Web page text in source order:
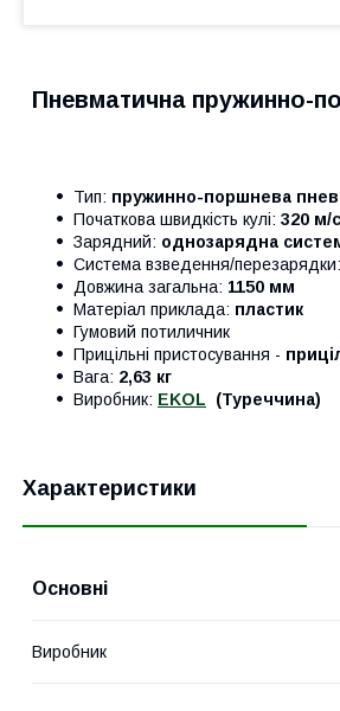
Пневматична пружинно-
Тип: пружинно-поршнева
Початкова швидкість кулі: 320 м/с
Зарядний: однозарядна
Система взведення/перезарядки:
Довжина загальна: 1150 мм
Матеріал приклада: пластик
Гумовий потиличник
Прицільні пристосування -
Вага: 2,63 кг
Виробник: EKOL (Туреччина)
Характеристики
Основні
Виробник